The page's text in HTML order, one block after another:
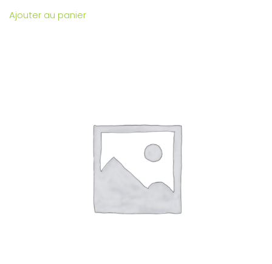
Ajouter au panier